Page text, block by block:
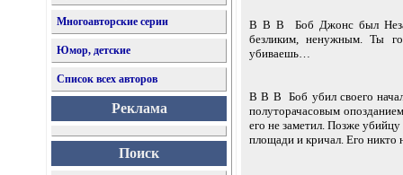
Многоавторские серии
Юмор, детские
Список всех авторов
Реклама
Поиск
В В В Боб Джонс был
безликим, ненужным. Ты
убиваешь…
В В В Боб убил своего
полуторачасовым
его не заметил. Позже
площади и кричал. Его никто